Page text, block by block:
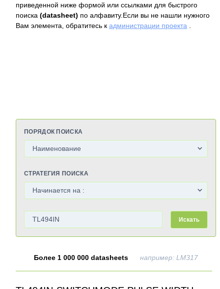
приведенной ниже формой или ссылками для быстрого
поиска (datasheet) по алфавиту.Если вы не нашли нужного
Вам элемента, обратитесь к администрации проекта
ПОРЯДОК ПОИСКА
СТРАТЕГИЯ ПОИСКА
Искать
Более 1 000 000 datasheets например: LM317